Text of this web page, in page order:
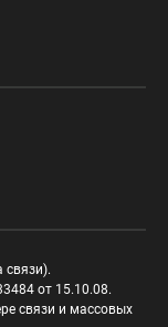
связи).
от 15.10.08.
связи и массовых